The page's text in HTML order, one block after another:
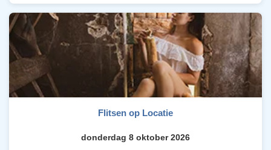
Flitsen op Locatie
donderdag 8 oktober 2026